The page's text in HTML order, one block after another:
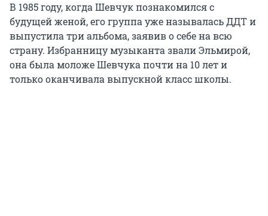
В 1985 году, когда Шевчук познакомился с
будущей женой, его группа уже называлась ДДТ и
выпустила три альбома, заявив о себе на всю
страну. Избранницу музыканта звали Эльмирой,
она была моложе Шевчука почти на 10 лет и
только оканчивала выпускной класс школы.